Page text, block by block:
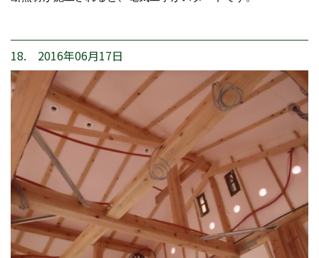
18. 2016年06月17日